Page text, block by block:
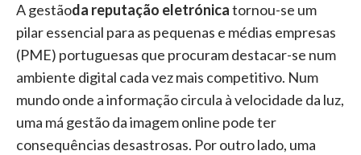
A gestãoda reputação eletrónicatornou-se um
pilar essencial para as pequenas e médias empresas
(PME) portuguesas que procuram destacar-se num
ambiente digital cada vez mais competitivo. Num
mundo onde a informação circula à velocidade da luz,
uma má gestão da imagem online pode ter
consequências desastrosas. Por outro lado, uma